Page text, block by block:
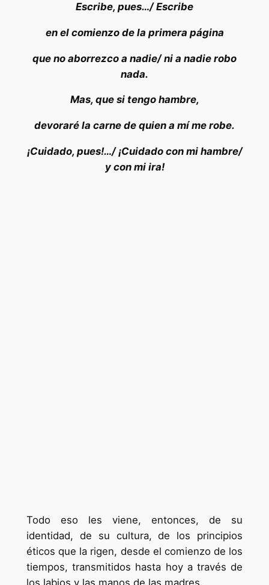
Escribe, pues…/ Escribe
en el comienzo de la primera página
que no aborrezco a nadie/ ni a nadie robo
nada.
Mas, que si tengo hambre,
devoraré la carne de quien a mí me robe.
¡Cuidado, pues!…/ ¡Cuidado con mi hambre/
y con mi ira!
Todo eso les viene, entonces, de su
identidad, de su cultura, de los principios
éticos que la rigen, desde el comienzo de los
tiempos, transmitidos hasta hoy a través de
los labios y las manos de las madres.